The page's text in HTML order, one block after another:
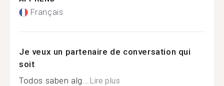
Français
Je veux un partenaire de conversation qui
soit
Todos saben alg...Lire plus